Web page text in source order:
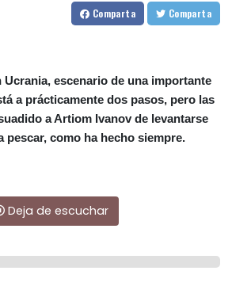
Comparta Comparta
escenario de una importante
a prácticamente dos pasos, pero las
a Artiom Ivanov de levantarse
pescar, como ha hecho siempre.
Deja de escuchar